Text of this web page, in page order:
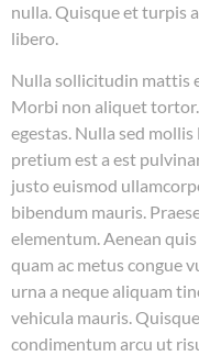
nulla. Quisque et turpis
libero.
Nulla sollicitudin mattis
Morbi non aliquet
egestas. Nulla sed
pretium est a est
justo euismod
bibendum mauris.
elementum. Aenean
quam ac metus congue
urna a neque aliquam
vehicula mauris.
condimentum arcu ut